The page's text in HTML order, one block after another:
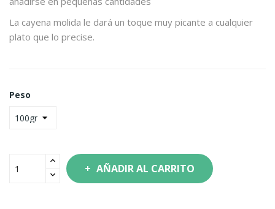
La cayena molida le dará un toque muy picante a cualquier
plato que lo precise.
Peso
AÑADIR AL CARRITO